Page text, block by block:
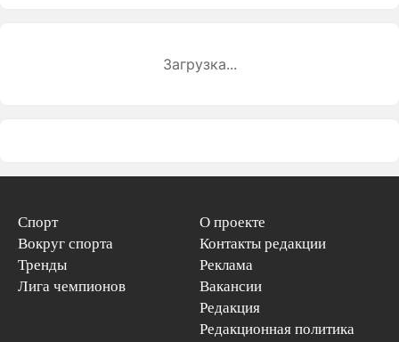
Загрузка...
Спорт
Вокруг спорта
Тренды
Лига чемпионов
О проекте
Контакты редакции
Реклама
Вакансии
Редакция
Редакционная политика